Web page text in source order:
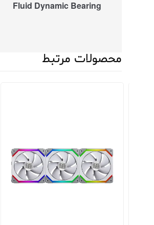
Fluid Dynamic Bearing
محصولات مرتبط